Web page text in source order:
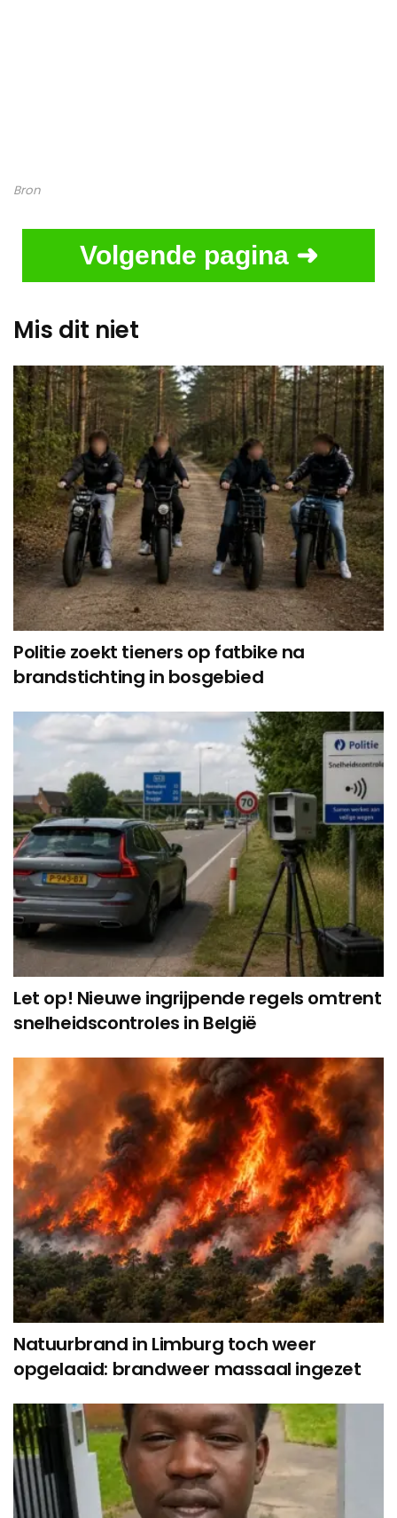
Bron
Volgende pagina ➜
Mis dit niet
Politie zoekt tieners op fatbike na
brandstichting in bosgebied
Let op! Nieuwe ingrijpende regels omtrent
snelheidscontroles in België
Natuurbrand in Limburg toch weer
opgelaaid: brandweer massaal ingezet